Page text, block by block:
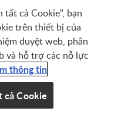
những thông tin quản trị
báo về hoạt động của tài
đổi mật khẩu, …), và những
liên quan đến lĩnh vực
tôi hợp tác với các mạng
cấp dịch vụ quảng cáo
họ thay mặt chúng tôi và
thức tiếp thị liên kết khác.
tất cả Cookie", bạn
trên thiết bị của
duyệt web, phân
và hỗ trợ các nỗ lực
thông tin
cả Cookie